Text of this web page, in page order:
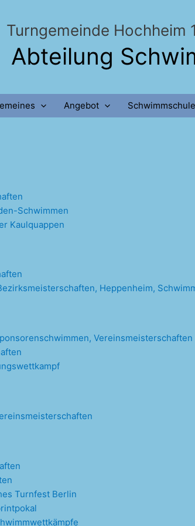
Turngemeinde Hochheim
Abteilung
Angebot Schwimmschule
Schwimmen
Kaulquappen
Heppenheim,
Vereinsmeisterschaften
Turnfest Berlin